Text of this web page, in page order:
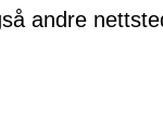
andre